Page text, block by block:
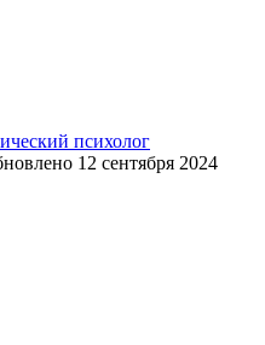
психолог
12 сентября 2024